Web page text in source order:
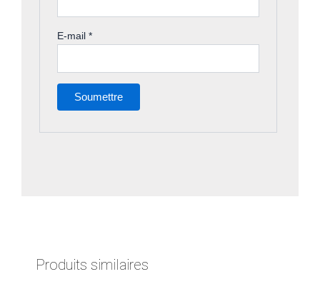
E-mail*
Produits similaires